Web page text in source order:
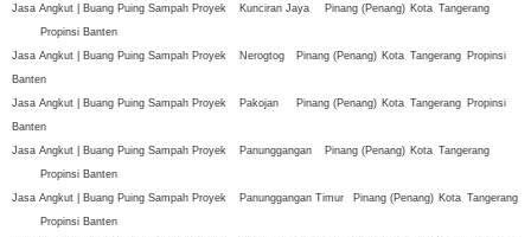
Jasa Angkut | Buang Puing Sampah Proyek
Kunciran Jaya Pinang (Penang) Kota Tangerang
Propinsi Banten
Jasa Angkut | Buang Puing Sampah Proyek
Nerogtog Pinang (Penang) Kota Tangerang Propinsi
Banten
Jasa Angkut | Buang Puing Sampah Proyek
Pakojan Pinang (Penang) Kota Tangerang Propinsi
Banten
Jasa Angkut | Buang Puing Sampah Proyek
Panunggangan Pinang (Penang) Kota Tangerang
Propinsi Banten
Jasa Angkut | Buang Puing Sampah Proyek
Panunggangan Timur Pinang (Penang) Kota Tangerang
Propinsi Banten